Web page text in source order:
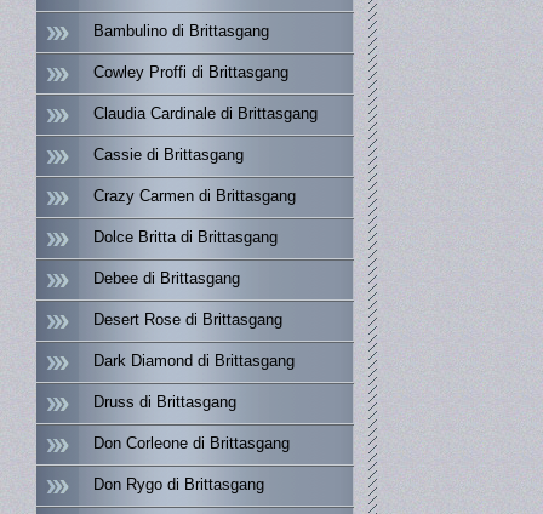
Bambulino di Brittasgang
Cowley Proffi di Brittasgang
Claudia Cardinale di Brittasgang
Cassie di Brittasgang
Crazy Carmen di Brittasgang
Dolce Britta di Brittasgang
Debee di Brittasgang
Desert Rose di Brittasgang
Dark Diamond di Brittasgang
Druss di Brittasgang
Don Corleone di Brittasgang
Don Rygo di Brittasgang